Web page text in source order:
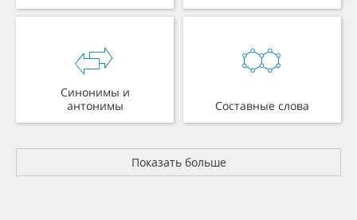
Синонимы и
антонимы
Составные слова
Показать больше